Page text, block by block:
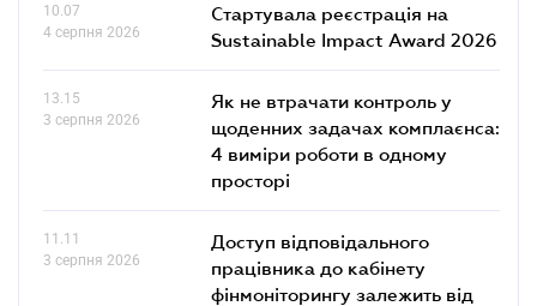
10.07
4 серпня 2026
Стартувала реєстрація на
Sustainable Impact Award 2026
13.15
3 серпня 2026
Як не втрачати контроль у
щоденних задачах комплаєнса:
4 виміри роботи в одному
просторі
11.11
3 серпня 2026
Доступ відповідального
працівника до кабінету
фінмоніторингу залежить від